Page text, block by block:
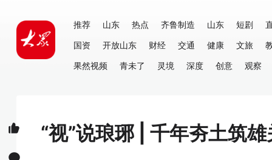
推荐 山东 热点 齐鲁制造 山东 短剧
国资
开放山东 财经 交通 健康 文旅
果然视频
青未了 灵境 深度 创意 观察
“视”说琅琊 | 千年夯土筑雄